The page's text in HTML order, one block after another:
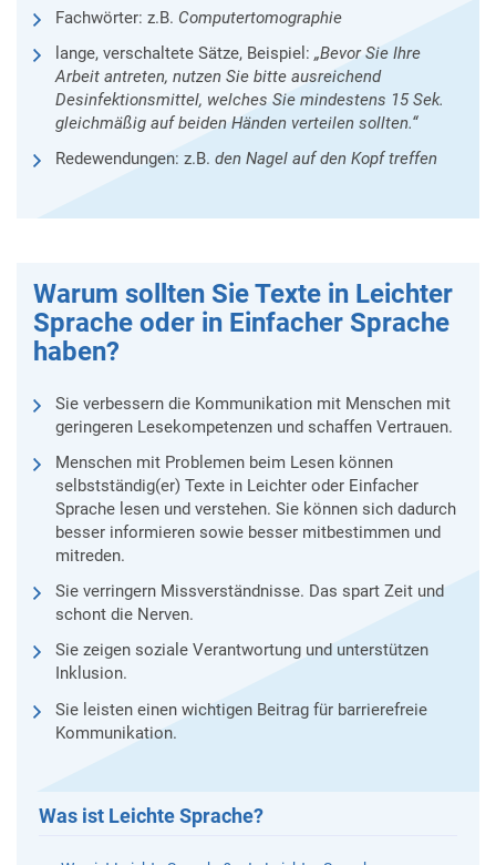
Fachwörter: z.B. Computertomographie
lange, verschaltete Sätze, Beispiel: „Bevor Sie Ihre
Arbeit antreten, nutzen Sie bitte ausreichend
Desinfektionsmittel, welches Sie mindestens 15 Sek.
gleichmäßig auf beiden Händen verteilen sollten.“
Redewendungen: z.B. den Nagel auf den Kopf treffen
Warum sollten Sie Texte in Leichter
Sprache oder in Einfacher Sprache
haben?
Sie verbessern die Kommunikation mit Menschen mit
geringeren Lesekompetenzen und schaffen Vertrauen.
Menschen mit Problemen beim Lesen können
selbstständig(er) Texte in Leichter oder Einfacher
Sprache lesen und verstehen. Sie können sich dadurch
besser informieren sowie besser mitbestimmen und
mitreden.
Sie verringern Missverständnisse. Das spart Zeit und
schont die Nerven.
Sie zeigen soziale Verantwortung und unterstützen
Inklusion.
Sie leisten einen wichtigen Beitrag für barrierefreie
Kommunikation.
Was ist Leichte Sprache?